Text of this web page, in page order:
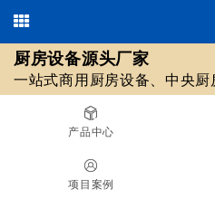
欢迎光临北京新兴荣福厨房设备有限公
厨房设备源头厂家
一站式商用厨房设备、中央厨
13911590461
010-
厨房设备源头厂家
一站式商用厨房设备、中央厨
产品中心
项目案例